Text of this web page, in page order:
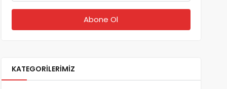
KATEGORILERIMIZ